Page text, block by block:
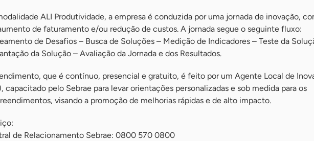
ALI Produtividade, a empresa é conduzida por uma jornada de inovação,
de faturamento e/ou redução de custos. A jornada segue o seguinte fluxo:
de Desafios – Busca de Soluções – Medição de Indicadores – Teste da
da Solução – Avaliação da Jornada e dos Resultados.
que é contínuo, presencial e gratuito, é feito por um Agente Local de
capacitado pelo Sebrae para levar orientações personalizadas e sob medida para os
visando a promoção de melhorias rápidas e de alto impacto.
de Relacionamento Sebrae: 0800 570 0800